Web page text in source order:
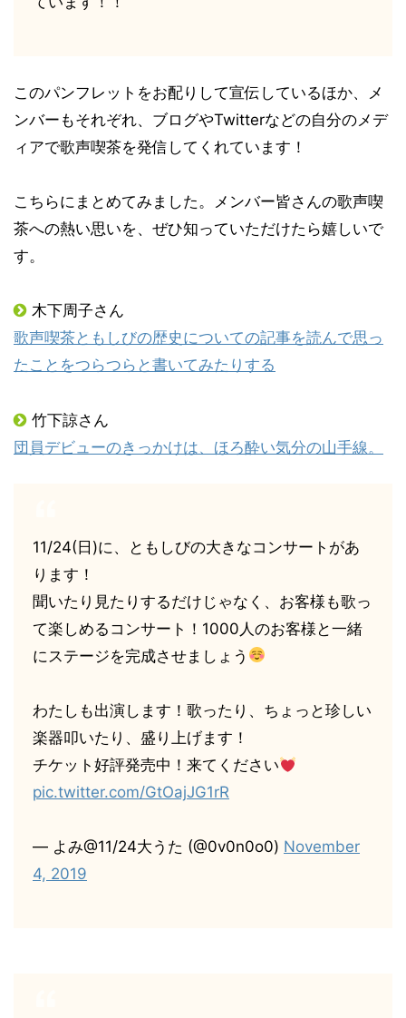
このパンフレットをお配りして宣伝しているほか、メ
ンバーもそれぞれ、ブログやTwitterなどの自分のメデ
ィアで歌声喫茶を発信してくれています！
こちらにまとめてみました。メンバー皆さんの歌声喫
茶への熱い思いを、ぜひ知っていただけたら嬉しいで
す。
木下周子さん
歌声喫茶ともしびの歴史についての記事を読んで思っ
たことをつらつらと書いてみたりする
竹下諒さん
団員デビューのきっかけは、ほろ酔い気分の山手線。
11/24(日)に、ともしびの大きなコンサートがあ
ります！
聞いたり見たりするだけじゃなく、お客様も歌っ
て楽しめるコンサート！1000人のお客様と一緒
にステージを完成させましょう
わたしも出演します！歌ったり、ちょっと珍しい
楽器叩いたり、盛り上げます！
チケット好評発売中！来てください
pic.twitter.com/GtOajJG1rR
— よみ@11/24大うた (@0v0n0o0) November
4, 2019